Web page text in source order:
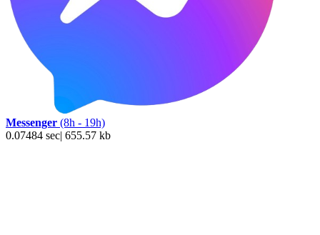
Messenger (8h - 19h)
0.07484 sec| 655.57 kb